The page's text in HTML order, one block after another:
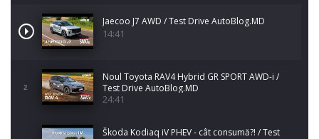
Jaecoo J7 AWD / Test Drive AutoBlog.MD
14:41
2
Noul Toyota RAV4 Hybrid GR SPORT AWD-i /
Test Drive AutoBlog.MD
24:41
Škoda Kodiaq iV PHEV - cât consumă?! / Test